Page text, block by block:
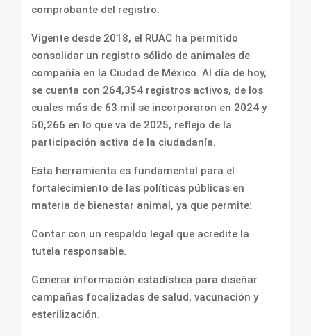
comprobante del registro.
Vigente desde 2018, el RUAC ha permitido
consolidar un registro sólido de animales de
compañía en la Ciudad de México. Al día de hoy,
se cuenta con 264,354 registros activos, de los
cuales más de 63 mil se incorporaron en 2024 y
50,266 en lo que va de 2025, reflejo de la
participación activa de la ciudadanía.
Esta herramienta es fundamental para el
fortalecimiento de las políticas públicas en
materia de bienestar animal, ya que permite:
Contar con un respaldo legal que acredite la
tutela responsable.
Generar información estadística para diseñar
campañas focalizadas de salud, vacunación y
esterilización.